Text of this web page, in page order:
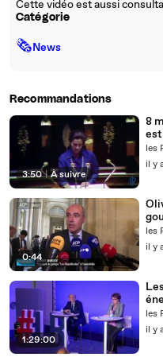
Cette vidéo est aussi
Catégorie
🗞News
Recommandations
3:50 | À suivre
8
les
il y
0:44
Olivier
de
les
il y
1:29:00
les
il y